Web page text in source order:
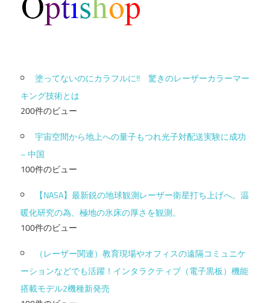
塗ってないのにカラフルに!! 驚きのレーザーカラーマー
キング技術とは
200件のビュー
宇宙空間から地上への量子もつれ光子対配送実験に成功
– 中国
100件のビュー
【NASA】最新鋭の地球観測レーザー衛星打ち上げへ。温
暖化研究の為、極地の氷床の厚さを観測。
100件のビュー
（レーザー関連）教育現場やオフィスの遠隔コミュニケ
ーションなどでも活躍！インタラクティブ（電子黒板）機能
搭載モデル2機種新発売